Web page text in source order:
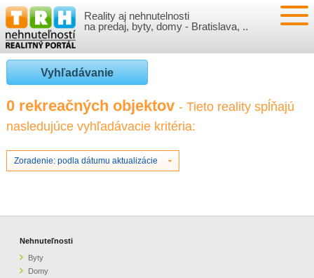
Reality aj nehnutelnosti
na predaj, byty, domy - Bratislava, ..
NEHNUTEĽNOSTI
BYTY
NOVOSTAVBY
NEBYTOVÉ PRIESTORY
GARÁŽE
VLOŽIŤ NEHNUTEĽNOSTI
PRIHLÁSENIE
REGISTRÁCIA
VÝVOJ CIEN REALÍT
ČLÁNKY O REALITÁCH
Vyhľadávanie
0 rekreačných objektov - Tieto reality spĺňajú
nasledujúce vyhľadávacie kritéria:
Zoradenie: podla dátumu aktualizácie
Nehnuteľnosti
Byty
Domy